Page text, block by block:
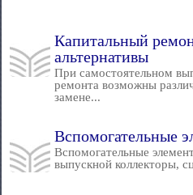
Капитальный
альтернативы
При самостоятельном
ремонта возможны
замене...
Вспомогательные
Вспомогательные
выпускной коллекторы,